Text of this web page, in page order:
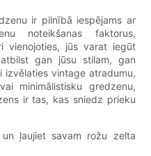
ir pilnībā iespējams ar
noteikšanas faktorus,
vienojoties, jūs varat iegūt
gan jūsu stilam, gan
vintage atradumu,
minimālistisku gredzenu,
ir tas, kas sniedz prieku
ļaujiet savam rožu zelta